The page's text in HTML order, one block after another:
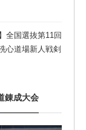
全国選抜第11回
心道場新人戦剣
錬成大会